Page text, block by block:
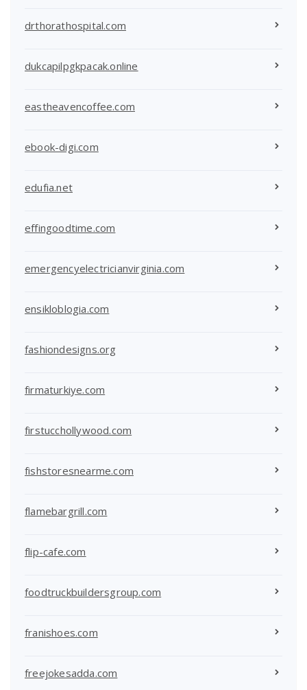
drthorathospital.com
dukcapilpgkpacak.online
eastheavencoffee.com
ebook-digi.com
edufia.net
effingoodtime.com
emergencyelectricianvirginia.com
ensikloblogia.com
fashiondesigns.org
firmaturkiye.com
firstucchollywood.com
fishstoresnearme.com
flamebargrill.com
flip-cafe.com
foodtruckbuildersgroup.com
franishoes.com
freejokesadda.com